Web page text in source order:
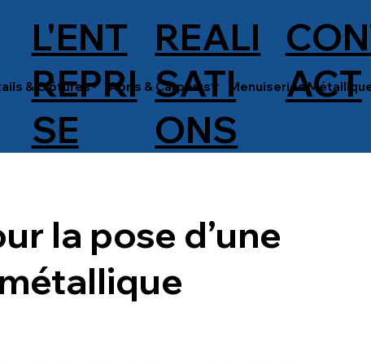
L'ENT
REPRI
SE
REALI
SATI
ONS
ACT
& Clôtures Abris & Carports Menuiseries
la pose d’une